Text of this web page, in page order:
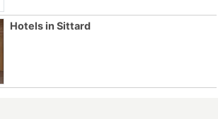
Hotels in Sittard